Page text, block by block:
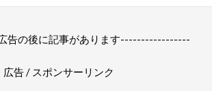
の後に記事があります-----------------
広告 / スポンサーリンク